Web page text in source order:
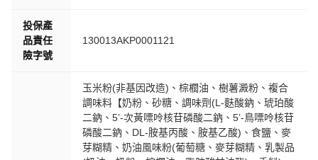
投保產
品責任
險字號
130013AKP0001121
玉米粉(非基因改造)、棕櫚油、樹薯澱粉、複合
調味料【奶粉、砂糖、調味劑(L-麩酸鈉、琥珀酸
二鈉、5’-次黃嘌呤核苷磷酸二鈉、5’-鳥嘌呤核苷
磷酸二鈉、DL-胺基丙酸、胺基乙酸)、食鹽、麥
芽糊精、奶油風味粉(葡萄糖、麥芽糊精、乳製品